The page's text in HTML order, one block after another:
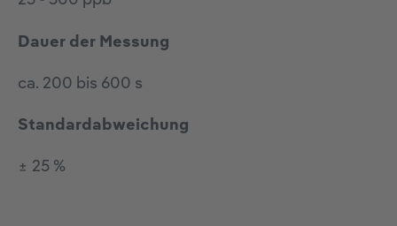
Dauer der Messung
ca. 200 bis 600 s
Standardabweichung
± 25 %